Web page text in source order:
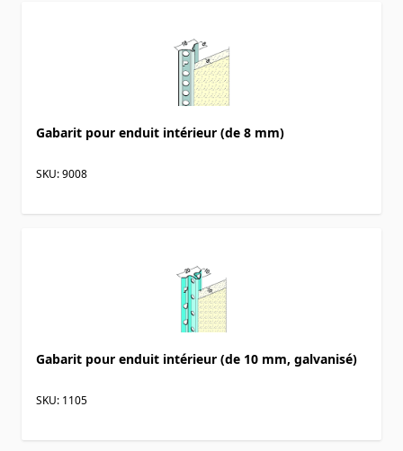
Gabarit pour enduit intérieur (de 8 mm)
SKU: 9008
Gabarit pour enduit intérieur (de 10 mm, galvanisé)
SKU: 1105